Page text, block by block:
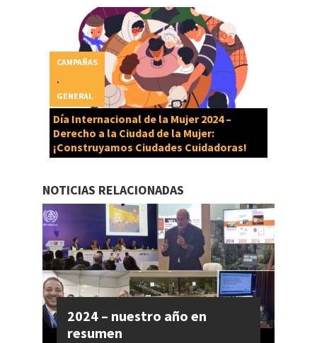
Día Internacional de la Mujer 2024 –
Derecho a la Ciudad de la Mujer:
¡Construyamos Ciudades Cuidadoras!
CAMPAÑAS
,
GENERAL
NOTICIAS RELACIONADAS
2024 – nuestro año en
resumen